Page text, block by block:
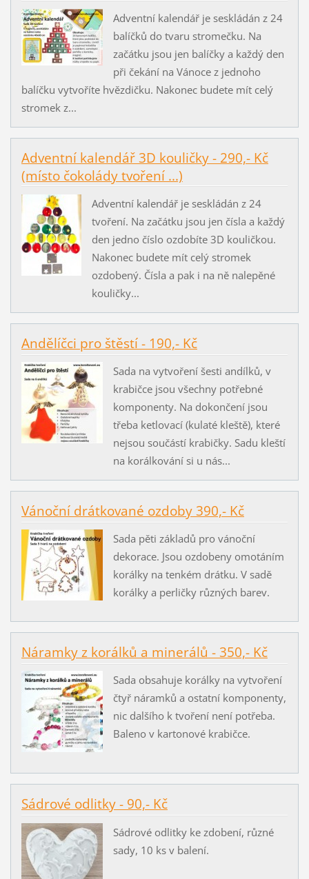
Adventní kalendář je seskládán z 24
balíčků do tvaru stromečku. Na
začátku jsou jen balíčky a každý den
při čekání na Vánoce z jednoho
balíčku vytvoříte hvězdičku. Nakonec budete mít celý
stromek z...
Adventní kalendář 3D kouličky - 290,- Kč
(místo čokolády tvoření ...)
Adventní kalendář je seskládán z 24
tvoření. Na začátku jsou jen čísla a každý
den jedno číslo ozdobíte 3D kouličkou.
Nakonec budete mít celý stromek
ozdobený. Čísla a pak i na ně nalepěné
kouličky...
Andělíčci pro štěstí - 190,- Kč
Sada na vytvoření šesti andílků, v
krabičce jsou všechny potřebné
komponenty. Na dokončení jsou
třeba ketlovací (kulaté kleště), které
nejsou součástí krabičky. Sadu kleští
na korálkování si u nás...
Vánoční drátkované ozdoby 390,- Kč
Sada pěti základů pro vánoční
dekorace. Jsou ozdobeny omotáním
korálky na tenkém drátku. V sadě
korálky a perličky různých barev.
Náramky z korálků a minerálů - 350,- Kč
Sada obsahuje korálky na vytvoření
čtyř náramků a ostatní komponenty,
nic dalšího k tvoření není potřeba.
Baleno v kartonové krabičce.
Sádrové odlitky - 90,- Kč
Sádrové odlitky ke zdobení, různé
sady, 10 ks v balení.